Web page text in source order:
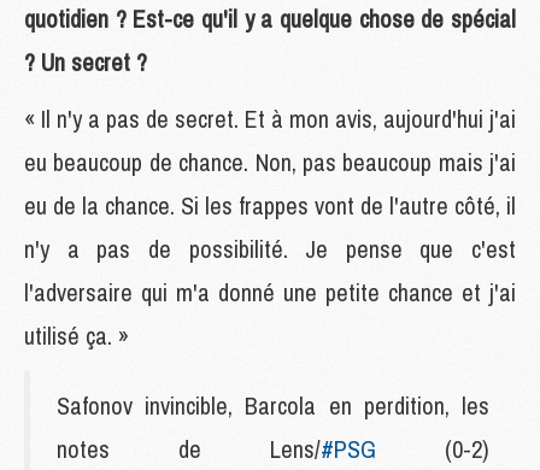
quotidien ? Est-ce qu'il y a quelque chose de spécial
? Un secret ?
« Il n'y a pas de secret. Et à mon avis, aujourd'hui j'ai
eu beaucoup de chance. Non, pas beaucoup mais j'ai
eu de la chance. Si les frappes vont de l'autre côté, il
n'y a pas de possibilité. Je pense que c'est
l'adversaire qui m'a donné une petite chance et j'ai
utilisé ça. »
Safonov invincible, Barcola en perdition, les
notes de Lens/#PSG (0-2)